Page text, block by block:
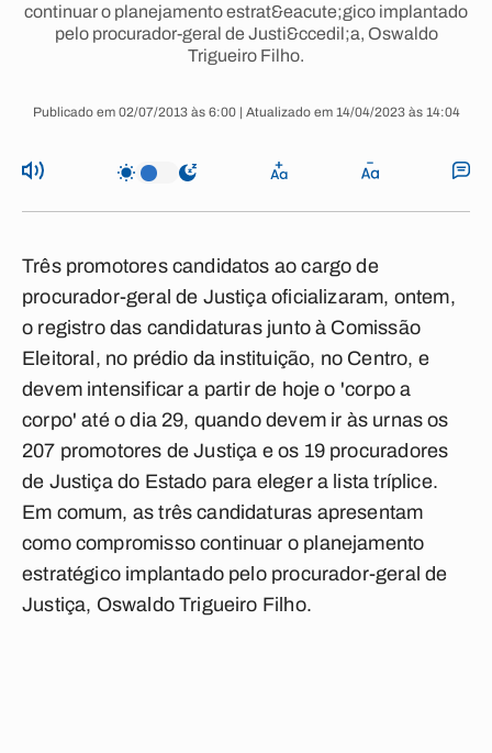
continuar o planejamento estrat&eacute;gico implantado
pelo procurador-geral de Justi&ccedil;a, Oswaldo
Trigueiro Filho.
Publicado em 02/07/2013 às 6:00 | Atualizado em 14/04/2023 às 14:04
Três promotores candidatos ao cargo de
procurador-geral de Justiça oficializaram, ontem,
o registro das candidaturas junto à Comissão
Eleitoral, no prédio da instituição, no Centro, e
devem intensificar a partir de hoje o 'corpo a
corpo' até o dia 29, quando devem ir às urnas os
207 promotores de Justiça e os 19 procuradores
de Justiça do Estado para eleger a lista tríplice.
Em comum, as três candidaturas apresentam
como compromisso continuar o planejamento
estratégico implantado pelo procurador-geral de
Justiça, Oswaldo Trigueiro Filho.